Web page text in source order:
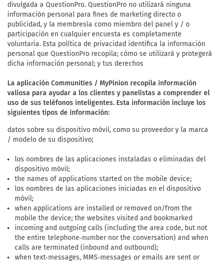
divulgada a QuestionPro. QuestionPro no utilizará ninguna
información personal para fines de marketing directo o
publicidad, y la membresía como miembro del panel y / o
participación en cualquier encuesta es completamente
voluntaria. Esta política de privacidad identifica la información
personal que QuestionPro recopila; cómo se utilizará y protegerá
dicha información personal; y tus derechos
La aplicación Communities / MyPinion recopila información
valiosa para ayudar a los clientes y panelistas a comprender el
uso de sus teléfonos inteligentes. Esta información incluye los
siguientes tipos de información:
datos sobre su dispositivo móvil, como su proveedor y la marca
/ modelo de su dispositivo;
los nombres de las aplicaciones instaladas o eliminadas del
dispositivo móvil;
the names of applications started on the mobile device;
los nombres de las aplicaciones iniciadas en el dispositivo
móvil;
when applications are installed or removed on/from the
mobile the device; the websites visited and bookmarked
incoming and outgoing calls (including the area code, but not
the entire telephone‐number nor the conversation) and when
calls are terminated (inbound and outbound);
when text‐messages, MMS‐messages or emails are sent or